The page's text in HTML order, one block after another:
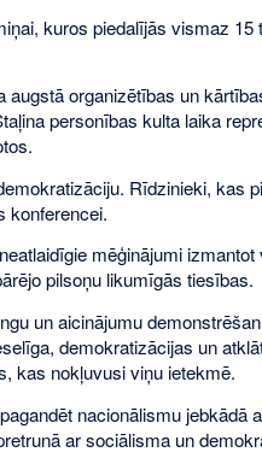
kuros piedalījās vismaz 15
organizētības un
personības kulta laika
Rīdzinieki, kas
konferencei.
mēģinājumi izmantot
pilsoņu likumīgās tiesības.
un aicinājumu
demokratizācijas un
kas nokļuvusi viņu ietekmē.
nacionālismu jebkādā
ar sociālisma un